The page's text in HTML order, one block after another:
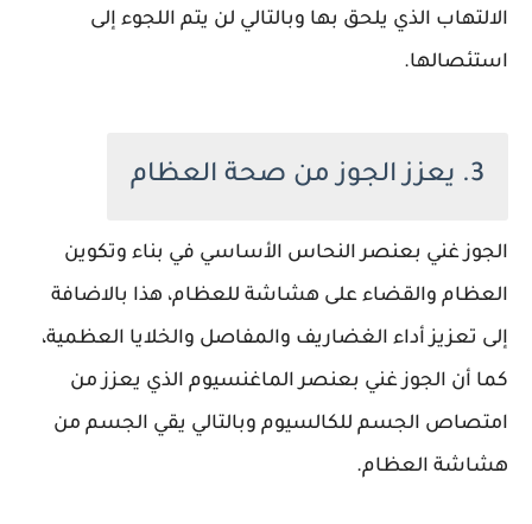
الالتهاب الذي يلحق بها وبالتالي لن يتم اللجوء إلى
استئصالها.
3. يعزز الجوز من صحة العظام
الجوز غني بعنصر النحاس الأساسي في بناء وتكوين
العظام والقضاء على هشاشة للعظام، هذا بالاضافة
إلى تعزيز أداء الغضاريف والمفاصل والخلايا العظمية،
كما أن الجوز غني بعنصر الماغنسيوم الذي يعزز من
امتصاص الجسم للكالسيوم وبالتالي يقي الجسم من
هشاشة العظام.